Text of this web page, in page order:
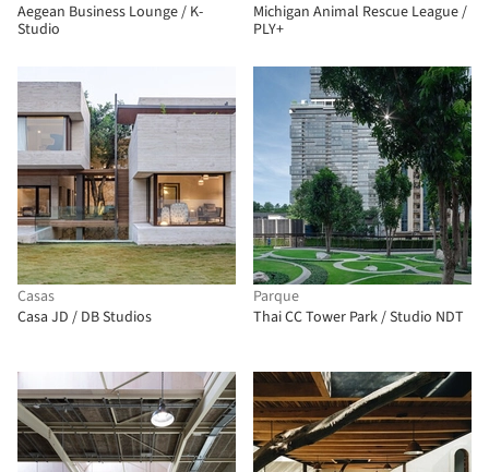
Aegean Business Lounge / K-
Studio
Michigan Animal Rescue League /
PLY+
Casas
Casa JD / DB Studios
Parque
Thai CC Tower Park / Studio NDT